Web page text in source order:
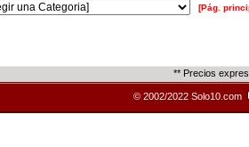
[Pág.
** Precios
© 2002/2022 Solo10.com